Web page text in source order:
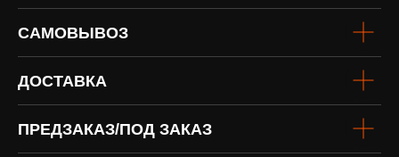
САМОВЫВОЗ
ДОСТАВКА
ПРЕДЗАКАЗ/ПОД ЗАКАЗ
винил